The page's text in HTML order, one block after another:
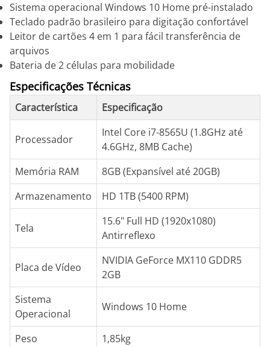
Sistema operacional Windows 10 Home pré-instalado
Teclado padrão brasileiro para digitação confortável
Leitor de cartões 4 em 1 para fácil transferência de
arquivos
Bateria de 2 células para mobilidade
Especificações Técnicas
Característica Especificação
Processador
Intel Core i7-8565U (1.8GHz até
4.6GHz, 8MB Cache)
Memória RAM
8GB (Expansível até 20GB)
Armazenamento
HD 1TB (5400 RPM)
Tela
15.6" Full HD (1920x1080)
Antirreflexo
Placa de Vídeo
NVIDIA GeForce MX110 GDDR5
2GB
Sistema
Operacional
Windows 10 Home
Peso
1,85kg